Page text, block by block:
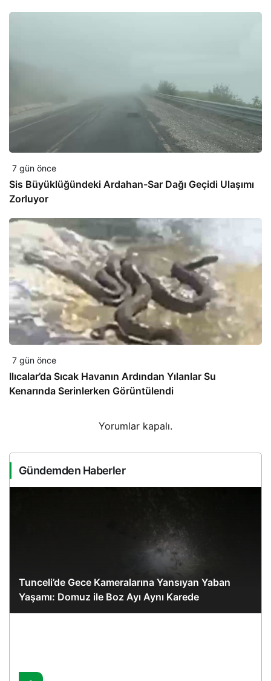
7 gün önce
Sis Büyüklüğündeki Ardahan-Sar Dağı Geçidi Ulaşımı
Zorluyor
7 gün önce
Ilıcalar’da Sıcak Havanın Ardından Yılanlar Su
Kenarında Serinlerken Görüntülendi
Yorumlar kapalı.
Gündemden Haberler
Tunceli’de Gece Kameralarına Yansıyan Yaban
Yaşamı: Domuz ile Boz Ayı Aynı Karede